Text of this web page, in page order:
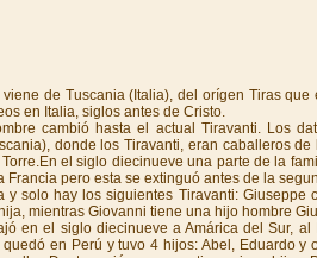
de Tuscania (Italia), del orígen Tiras
en Italia, siglos antes de Cristo.
cambió hasta el actual Tiravanti. Los
donde los Tiravanti, eran caballeros
el siglo diecinueve una parte de la
Francia pero esta se extinguó antes de la
y solo hay los siguientes Tiravanti:
mientras Giovanni tiene una hijo hombre
en el siglo diecinueve a Amárica del Sur,
quedó en Perú y tuvo 4 hijos: Abel, Eduardo